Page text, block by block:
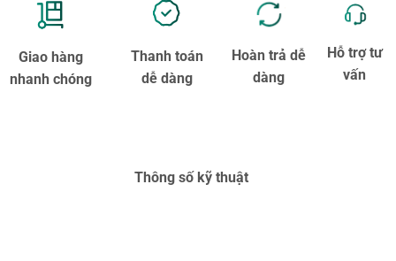
Giao hàng
nhanh chóng
Thanh toán
dễ dàng
Hoàn trả dễ
dàng
Hỗ trợ tư
vấn
Thông số kỹ thuật